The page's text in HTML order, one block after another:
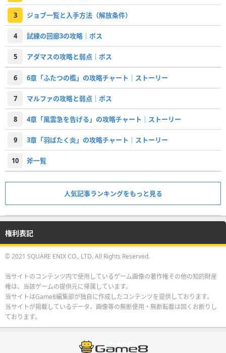
3 ジョブ一覧と入手方法（解放条件）
4 試練の回廊3の攻略｜ボス
5 アダマスの攻略と弱点｜ボス
6 6章「ふたつの檻」の攻略チャート｜ストーリー
7 マルファの攻略と弱点｜ボス
8 4章「風雲急を告げる」の攻略チャート｜ストーリー
9 3章「羽ばたく炎」の攻略チャート｜ストーリー
10 斧一覧
人気記事ランキングをもっと見る
権利表記
© 2021 SQUARE ENIX CO., LTD. All Rights Reserved.
当サイトのコンテンツ内で使用しているゲーム画像の著作権その他の知的財産
権は、当該ゲームの提供元に帰属しています。
当サイトはGame8編集部が独自に作成したコンテンツを提供しております。
当サイトが掲載しているデータ、画像等の無断使用・無断転載は固くお断りし
ております。